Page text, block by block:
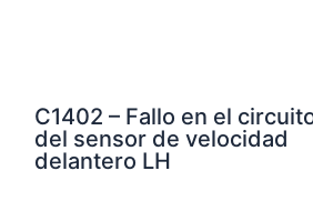
C1402 – Fallo en el
del sensor de velocidad
delantero LH